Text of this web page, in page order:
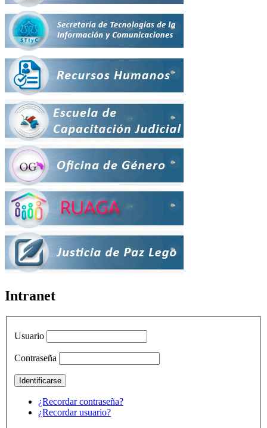
Intranet
Usuario
Contraseña
¿Recordar contraseña?
¿Recordar usuario?